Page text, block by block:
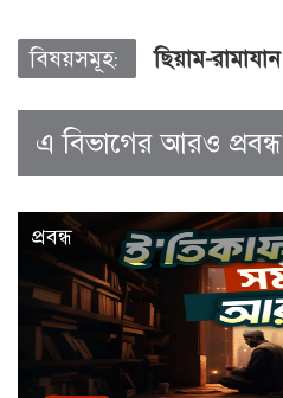
বিষয়সমূহ: ছিয়াম-রামাযান
এ বিভাগের আরও প্রবন্ধ
প্রবন্ধ